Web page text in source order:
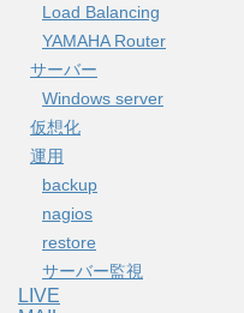
Load Balancing
YAMAHA Router
サーバー
Windows server
仮想化
運用
backup
nagios
restore
サーバー監視
LIVE